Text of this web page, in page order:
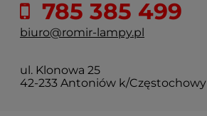
785 385 499
biuro@romir-lampy.pl
ul. Klonowa 25
42-233 Antoniów k/Częstochowy